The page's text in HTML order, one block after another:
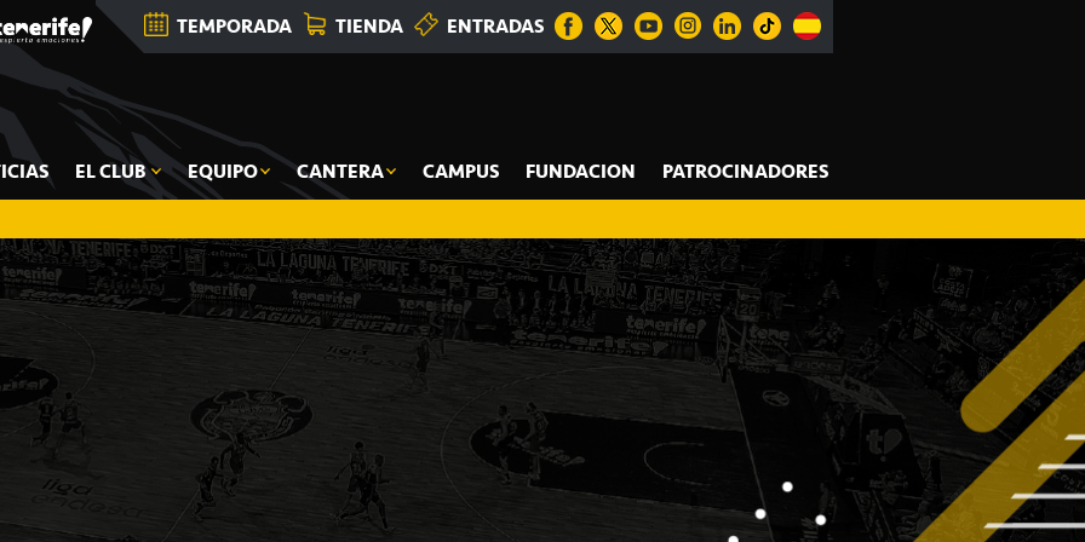
TEMPORADA TIENDA ENTRADAS
EL CLUB EQUIPO CANTERA CAMPUS FUNDACION PATROCINADORES